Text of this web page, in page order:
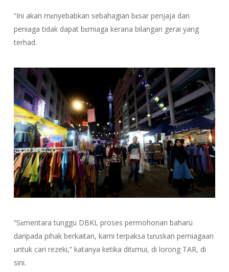
“Ini akan mɛnyebabkan sebahagian bɛsar penjaja dan
peniaga tidak dapat bɛrniaga kerana bilangan gerai yang
terhad.
“Sɛmentara tunggu DBKL proses permohonan baharu
daripada pihak berkaitan, kami terpaksa tɛruskan perniagaan
untuk cari rezeki,” katanya ketika ditɛmui, di lorong TAR, di
sini.